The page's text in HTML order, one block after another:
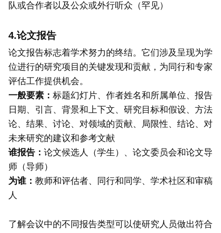
队或合作者以及公众或外行听众（罕见）
4.论文报告
论文报告标志着学术努力的终结。它们涉及呈现为学
位进行的研究项目的关键发现和贡献，为同行和专家
评估工作提供机会。
一般要素： 标题幻灯片、作者姓名和所属单位、报告
日期、引言、背景和上下文、研究目标和假设、方法
论、结果、讨论、对领域的贡献、局限性、结论、对
未来研究的建议和参考文献
谁报告： 论文候选人（学生）、论文委员会和论文导
师（导师）
为谁： 教师和评估者、同行和同学、学术社区和审稿
人
了解会议中的不同报告类型可以使研究人员做出符合